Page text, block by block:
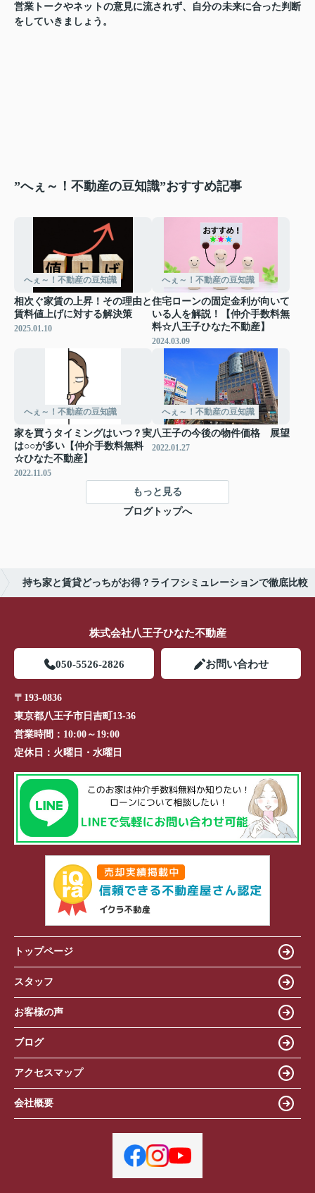
営業トークやネットの意見に流されず、自分の未来に合った判断
をしていきましょう。
”へぇ～！不動産の豆知識”おすすめ記事
へぇ～！不動産の豆知識
相次ぐ家賃の上昇！その理由と
賃料値上げに対する解決策
2025.01.10
へぇ～！不動産の豆知識
住宅ローンの固定金利が向いて
いる人を解説！【仲介手数料無
料☆八王子ひなた不動産】
2024.03.09
へぇ～！不動産の豆知識
家を買うタイミングはいつ？実
は○○が多い【仲介手数料無料
☆ひなた不動産】
2022.11.05
へぇ～！不動産の豆知識
八王子の今後の物件価格 展望
2022.01.27
もっと見る
ブログトップへ
持ち家と賃貸どっちがお得？ライフシミュレーションで徹底比較
株式会社八王子ひなた不動産
050-5526-2826 お問い合わせ
〒193-0836
東京都八王子市日吉町13-36
営業時間： 10:00～19:00
定休日： 火曜日・水曜日
トップページ
スタッフ
お客様の声
ブログ
アクセスマップ
会社概要